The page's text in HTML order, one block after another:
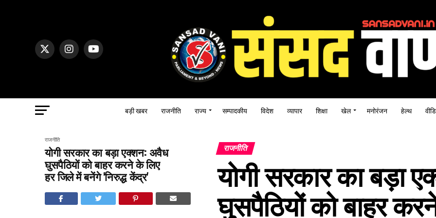
बड़ी खबर राजनीति राज्य सम्पादकीय विदेश व्यापार शिक्षा खेल मनोरंजन हेल्थ
राजनीति
योगी सरकार का बड़ा एक्शन: अवैध
घुसपैठियों को बाहर करने के लिए
हर जिले में बनेंगे 'निरुद्ध केंद्र'
राजनीति
योगी सरकार का बड़ा
घुसपैठियों को बाहर